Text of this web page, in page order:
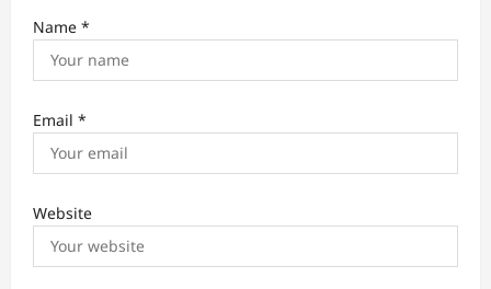
Name *
Email *
Website